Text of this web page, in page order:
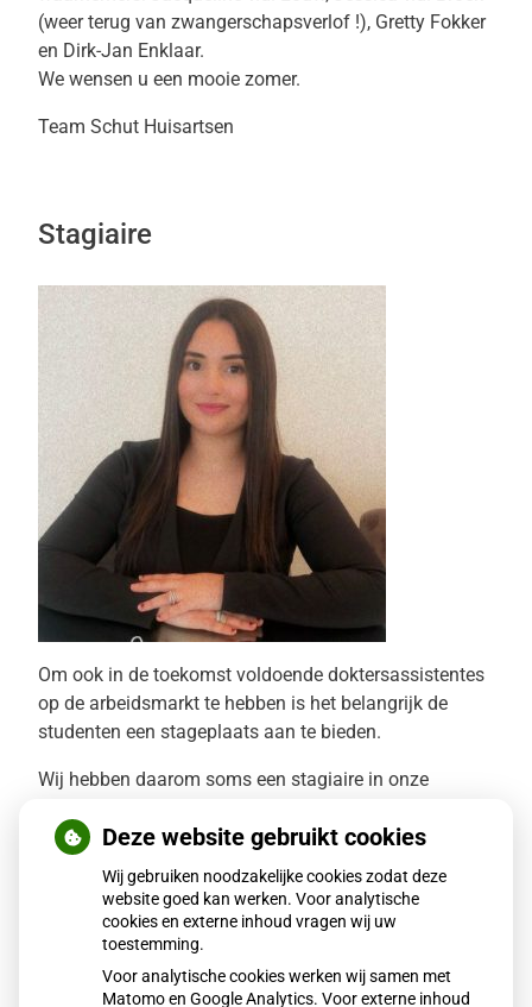
(weer terug van zwangerschapsverlof !), Gretty Fokker
en Dirk-Jan Enklaar.
We wensen u een mooie zomer.
Team Schut Huisartsen
Stagiaire
Om ook in de toekomst voldoende doktersassistentes
op de arbeidsmarkt te hebben is het belangrijk de
studenten een stageplaats aan te bieden.
Wij hebben daarom soms een stagiaire in onze
De stagiaire zal alle werkzaamheden moeten leren en
het is dan ook mogelijk dat u haar aan de telefoon,
aan de balie of in de behandelkamer treft.
Per september is Kaoutar bij ons begonnen als
stagiaire.
Deze website gebruikt cookies
Wij gebruiken noodzakelijke cookies zodat deze
website goed kan werken. Voor analytische
cookies en externe inhoud vragen wij uw
toestemming.
Voor analytische cookies werken wij samen met
Matomo en Google Analytics. Voor externe inhoud